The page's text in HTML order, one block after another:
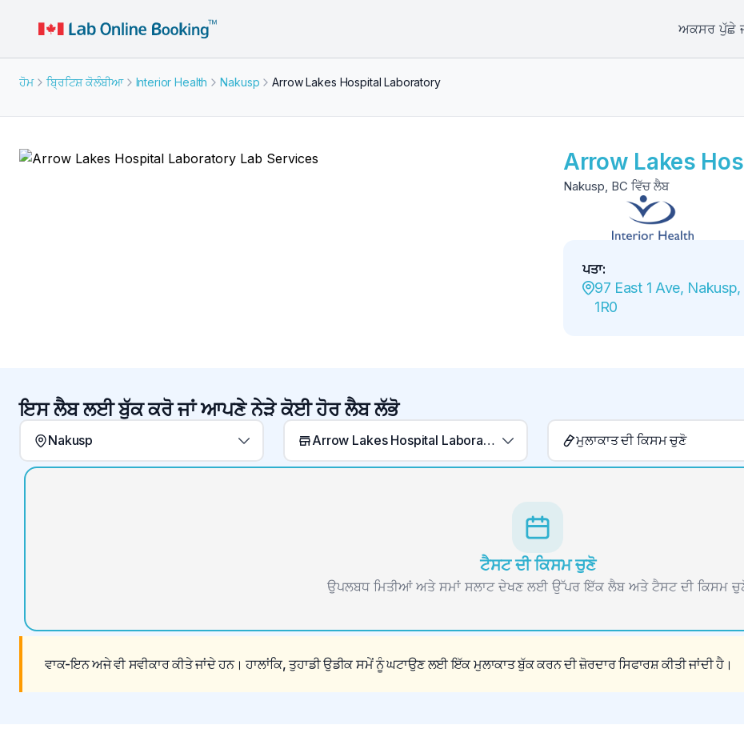
ਅਕਸਰ ਪੁੱਛੇ
ਹੋਮ ਬ੍ਰਿਟਿਸ਼ ਕੋਲੰਬੀਆ Interior Health Nakusp Arrow Lakes Hospital Laboratory
Arrow Lakes
Nakusp, BC ਵਿੱਚ ਲੈਬ
ਪਤਾ:
97 East 1 Ave,
1R0
ਇਸ ਲੈਬ ਲਈ ਬੁੱਕ ਕਰੋ ਜਾਂ ਆਪਣੇ ਨੇੜੇ ਕੋਈ ਹੋਰ ਲੈਬ ਲੱਭੋ
Nakusp Arrow Lakes Hospital Laboratory ਮੁਲਾਕਾਤ ਦੀ ਕਿਸਮ ਚੁਣੋ
ਟੈਸਟ ਦੀ ਕਿਸਮ ਚੁਣੋ
ਉਪਲਬਧ ਮਿਤੀਆਂ ਅਤੇ ਸਮਾਂ ਸਲਾਟ ਦੇਖਣ ਲਈ ਉੱਪਰ ਇੱਕ ਲੈਬ ਅਤੇ ਟੈਸਟ ਦੀ ਕਿਸਮ
ਵਾਕ-ਇਨ ਅਜੇ ਵੀ ਸਵੀਕਾਰ ਕੀਤੇ ਜਾਂਦੇ ਹਨ। ਹਾਲਾਂਕਿ, ਤੁਹਾਡੀ ਉਡੀਕ ਸਮੇਂ ਨੂੰ ਘਟਾਉਣ ਲਈ ਇੱਕ ਮੁਲਾਕਾਤ ਬੁੱਕ ਕਰਨ ਦੀ ਜ਼ੋਰਦਾਰ ਸਿਫਾਰਸ਼ ਕੀਤੀ ਜਾਂਦੀ ਹੈ।